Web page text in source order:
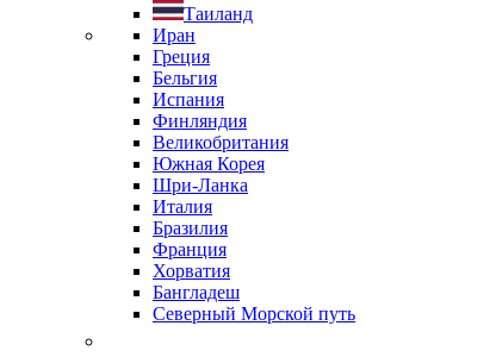
Таиланд
Иран
Греция
Бельгия
Испания
Финляндия
Великобритания
Южная Корея
Шри-Ланка
Италия
Бразилия
Франция
Хорватия
Бангладеш
Северный Морской путь